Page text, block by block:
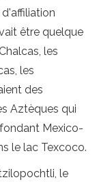
être quelque
les
les
des
Aztèques qui
Mexico-
le lac Texcoco.
le